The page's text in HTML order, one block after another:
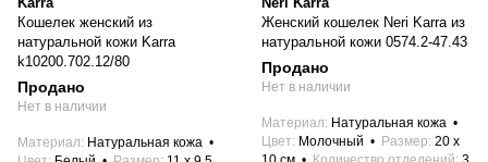
Кошелек женский из
натуральной кожи Karra
k10200.702.12/80
Продано
Нет в наличии
Материал
Натуральная кожа
Женский кошелек Neri Karra из
натуральной кожи 0574.2-47.43
Продано
Нет в наличии
Материал
Натуральная кожа
Цвет
Молочный Размер 20 x